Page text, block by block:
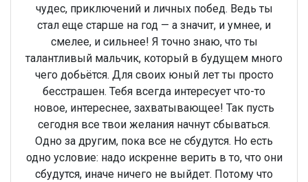
чудес, приключений и личных побед. Ведь ты
стал еще старше на год — а значит, и умнее, и
смелее, и сильнее! Я точно знаю, что ты
талантливый мальчик, который в будущем много
чего добьётся. Для своих юный лет ты просто
бесстрашен. Тебя всегда интересует что-то
новое, интереснее, захватывающее! Так пусть
сегодня все твои желания начнут сбываться.
Одно за другим, пока все не сбудутся. Но есть
одно условие: надо искренне верить в то, что они
сбудутся, иначе ничего не выйдет. Потому что